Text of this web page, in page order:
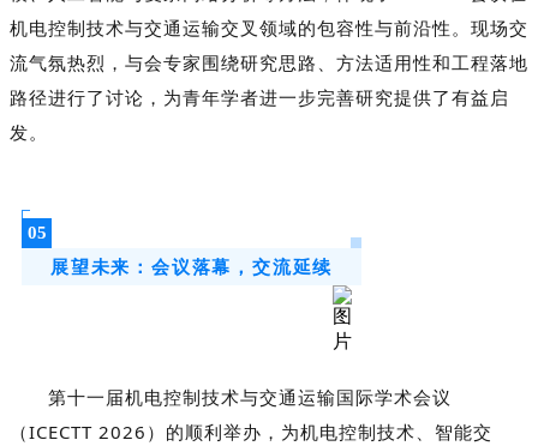
机电控制技术与交通运输交叉领域的包容性与前沿性。现场交
流气氛热烈，与会专家围绕研究思路、方法适用性和工程落地
路径进行了讨论，为青年学者进一步完善研究提供了有益启
发。
05
展望未来：会议落幕，交流延续
第十一届机电控制技术与交通运输国际学术会议
（ICECTT 2026）的顺利举办，为机电控制技术、智能交